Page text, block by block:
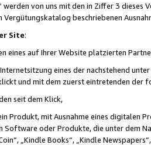
werden von uns mit den in Ziffer 3
beschriebenen
Site:
eines auf Ihrer Website platzierten
eines der nachstehend
und mit dem zuerst eintretenden der
seit dem Klick,
Produkt, mit Ausnahme eines digitalen
oder Produkte, die unter dem
„Kindle Books“, „Kindle